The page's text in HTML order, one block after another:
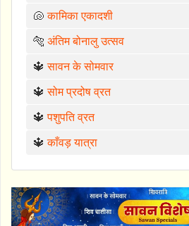
🐚कामिका एकादशी
🐅 अंतिम बोनालु उत्सव
🔱सावन के सोमवार
🔱सोम प्रदोष व्रत
🔱पशुपति व्रत
🔱काँवड़ यात्रा